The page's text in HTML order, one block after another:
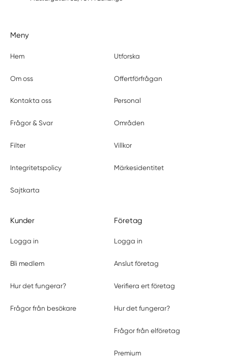
Meny
Hem Utforska
Om oss Offertförfrågan
Kontakta oss Personal
Frågor & Svar Områden
Filter Villkor
Integritetspolicy Märkesidentitet
Sajtkarta
Kunder
Logga in
Bli medlem
Hur det fungerar?
Frågor från besökare
Företag
Logga in
Anslut företag
Verifiera ert företag
Hur det fungerar?
Frågor från elföretag
Premium